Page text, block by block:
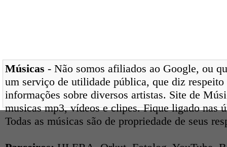
Músicas - Não somos afiliados ao Google, ou
um serviço de utilidade pública, que diz
informações sobre diversos artistas. Site de
musicas mp3, vídeos e clipes. Fique ligado nas
Todas as músicas são de propriedade de seus